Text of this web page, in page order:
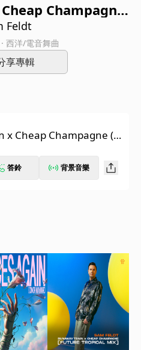
Champagne
Remix)
Feldt
西洋/電音舞曲
享專輯
x Cheap Champagne (F
答鈴 背景音樂